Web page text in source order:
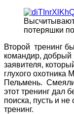
потеряшки
Второй тренинг
командир,
заявителя,
глухого
Пельмень.
этот тренинг дал
поиска, пусть и
тренинг.